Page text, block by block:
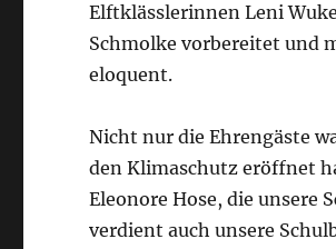
Elftklässlerinnen Leni
Schmolke vorbereitet und
eloquent.
Nicht nur die Ehrengäste
den Klimaschutz eröffnet
Eleonore Hose, die unsere
verdient auch unsere